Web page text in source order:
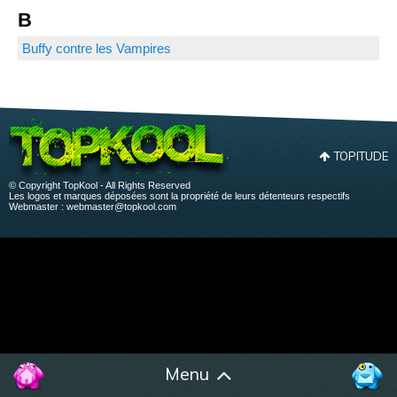
Menu
B
Buffy contre les Vampires
TOPITUDE
© Copyright TopKool - All Rights Reserved
Les logos et marques déposées sont la propriété de leurs détenteurs respectifs
Webmaster : webmaster@topkool.com